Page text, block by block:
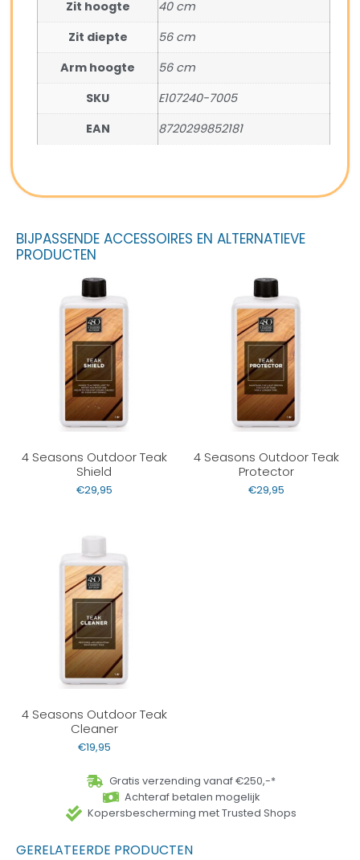
Zit hoogte
40 cm
Zit diepte
56 cm
Arm hoogte
56 cm
SKU
E107240-7005
EAN
8720299852181
BIJPASSENDE ACCESSOIRES EN ALTERNATIEVE
PRODUCTEN
4 Seasons Outdoor Teak
Shield
€29,95
4 Seasons Outdoor Teak
Protector
€29,95
4 Seasons Outdoor Teak
Cleaner
€19,95
Gratis verzending vanaf €250,-*
Achteraf betalen mogelijk
Kopersbescherming met Trusted Shops
GERELATEERDE PRODUCTEN